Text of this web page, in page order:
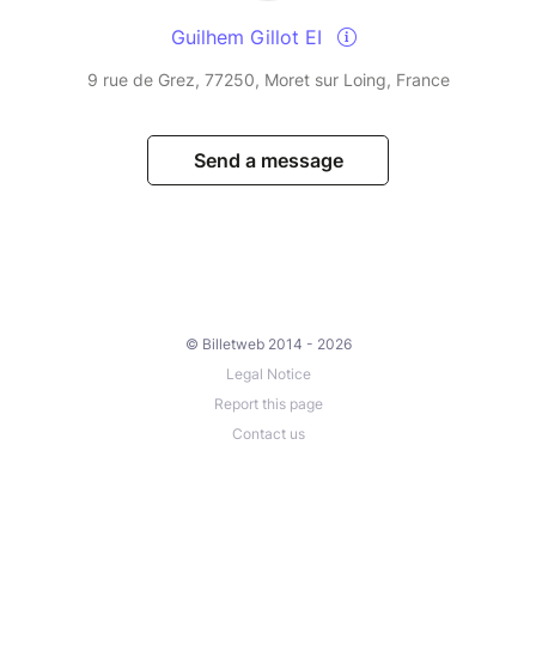
Guilhem Gillot EI
9 rue de Grez, 77250, Moret sur Loing, France
Send a message
© Billetweb 2014 - 2026
Legal Notice
Report this page
Contact us